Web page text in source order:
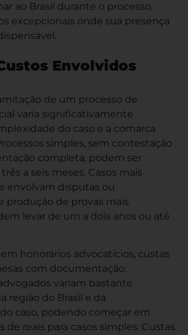
ao Brasil durante o processo,
excepcionais onde sua presença
Envolvidos
de um processo de
varia significativamente
do caso e a comarca
simples, sem contestação
completa, podem ser
a seis meses. Casos mais
envolvam disputas ou
produção de provas mais
levar de um a dois anos ou até
honorários advocatícios, custas
com documentação.
variam bastante
região do Brasil e da
caso, podendo começar em
de reais para casos simples. Custas